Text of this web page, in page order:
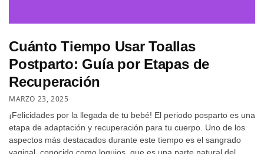
Cuánto Tiempo Usar Toallas
Postparto: Guía por Etapas de
Recuperación
MARZO 23, 2025
¡Felicidades por la llegada de tu bebé! El periodo posparto es una
etapa de adaptación y recuperación para tu cuerpo. Uno de los
aspectos más destacados durante este tiempo es el sangrado